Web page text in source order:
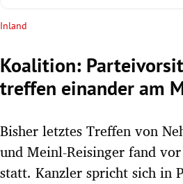
Untermenü
Inland
Koalition:
treffen einander am
Bisher letztes Treffen von
und Meinl-Reisinger fand
statt. Kanzler spricht sich in